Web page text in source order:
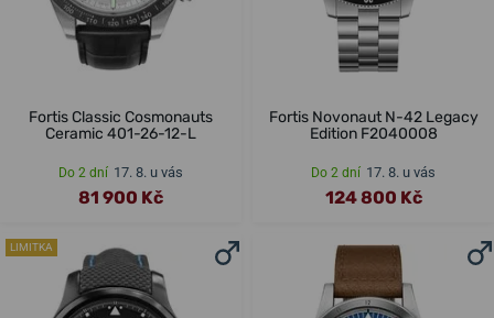
Fortis Classic Cosmonauts
Ceramic 401-26-12-L
Do 2 dní 17. 8. u vás
81 900 Kč
Fortis Novonaut N-42 Legacy
Edition F2040008
Do 2 dní 17. 8. u vás
124 800 Kč
LIMITKA